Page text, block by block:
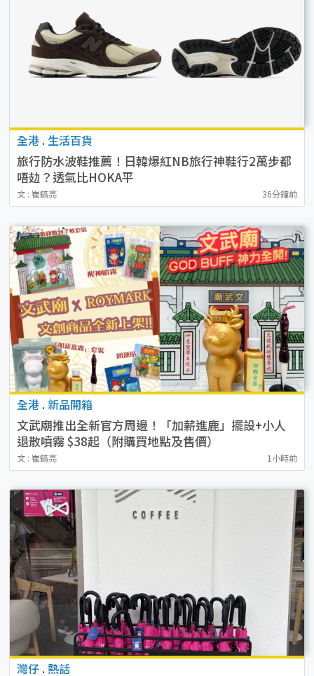
全港 . 生活百貨
旅行防水波鞋推薦！日韓爆紅NB旅行神鞋行2萬步都
唔攰？透氣比HOKA平
文 : 崔鎬亮 36分鐘前
全港 . 新品開箱
文武廟推出全新官方周邊！「加薪進鹿」擺設+小人
退散噴霧 $38起（附購買地點及售價）
文 : 崔鎬亮 1小時前
灣仔 . 熱話